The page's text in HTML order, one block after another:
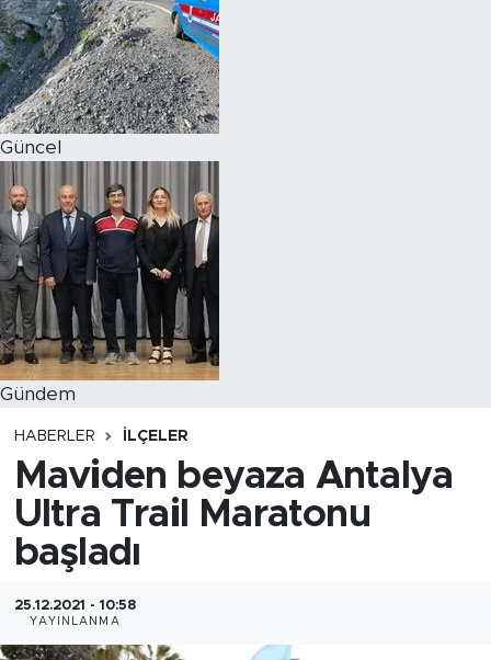
Güncel
Gündem
HABERLER İLÇELER
Maviden beyaza Antalya
Ultra Trail Maratonu
başladı
25.12.2021 - 10:58
YAYINLANMA
Magazin
Özel Haber
Politika
Resmi İlanlar
Sağlık
Spor
Turizm